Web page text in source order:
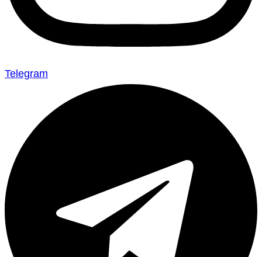
Telegram